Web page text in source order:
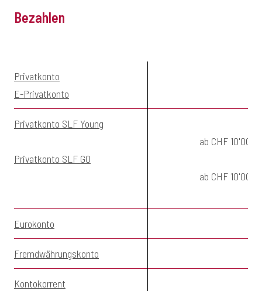
Bezahlen
Privatkonto
E-Privatkonto
Privatkonto SLF Young
Privatkonto SLF GO
ab CHF
ab CHF
Eurokonto
Fremdwährungskonto
Kontokorrent